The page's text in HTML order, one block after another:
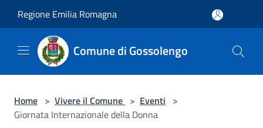
Regione Emilia Romagna
Comune di Gossolengo
Home > Vivere il Comune > Eventi >
Giornata Internazionale della Donna